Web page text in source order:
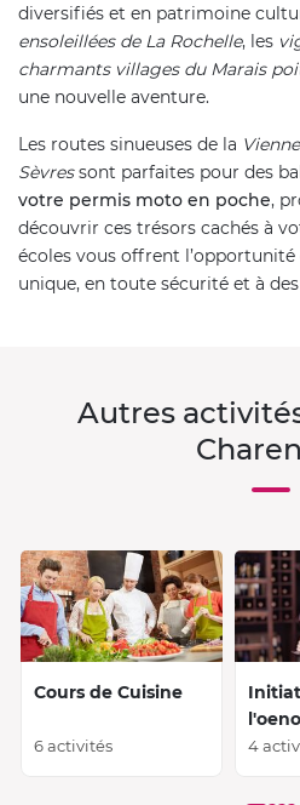
diversifiés et en patrimoine
ensoleillées de La Rochelle, les
charmants villages du Marais
une nouvelle aventure.
Les routes sinueuses de la Vienne
Sèvressont parfaites pour des
votre permis moto en poche,
découvrir ces trésors cachés à
écoles vous offrent
unique, en toute sécurité et à
Autres
Cours de Cuisine
6 activités 4